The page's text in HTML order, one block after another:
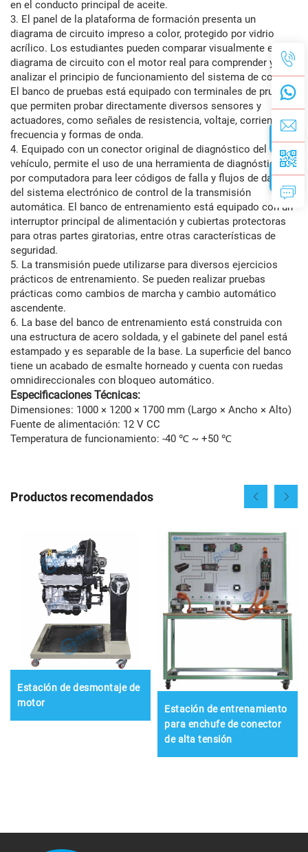
en el conducto principal de aceite.
3. El panel de la plataforma de formación presenta un
diagrama de circuito impreso a color, protegido por vidrio
acrílico. Los estudiantes pueden comparar visualmente el
diagrama de circuito con el motor real para comprender y
analizar el principio de funcionamiento del sistema de control.
El banco de pruebas está equipado con terminales de prueba,
que permiten probar directamente diversos sensores y
actuadores, como señales de resistencia, voltaje, corriente,
frecuencia y formas de onda.
4. Equipado con un conector original de diagnóstico del
vehículo, permite el uso de una herramienta de diagnóstico
por computadora para leer códigos de falla y flujos de datos
del sistema electrónico de control de la transmisión
automática. El banco de entrenamiento está equipado con un
interruptor principal de alimentación y cubiertas protectoras
para otras partes giratorias, entre otras características de
seguridad.
5. La transmisión puede utilizarse para diversos ejercicios
prácticos de entrenamiento. Se pueden realizar pruebas
prácticas como cambios de marcha y cambio automático
ascendente.
6. La base del banco de entrenamiento está construida con
una estructura de acero soldada, y el gabinete del panel está
estampado y es separable de la base. La superficie del banco
tiene un acabado de esmalte horneado y cuenta con ruedas
omnidireccionales con bloqueo automático.
Especificaciones Técnicas:
Dimensiones: 1000 × 1200 × 1700 mm (Largo × Ancho × Alto)
Fuente de alimentación: 12 V CC
Temperatura de funcionamiento: -40 ℃ ~ +50 ℃
Productos recomendados
Estación de desmontaje de
motor
Estación de entrenamiento
para enchufe de conector
de alta tensión